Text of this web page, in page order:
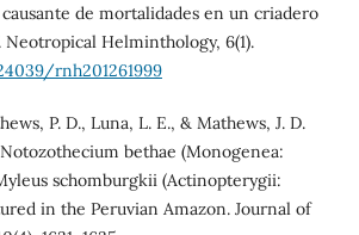
de mortalidades en un criadero
Neotropical Helminthology, 6(1).
rnh201261999
P. D., Luna, L. E., & Mathews, J. D.
bethae (Monogenea:
schomburgkii (Actinopterygii:
in the Peruvian Amazon. Journal of